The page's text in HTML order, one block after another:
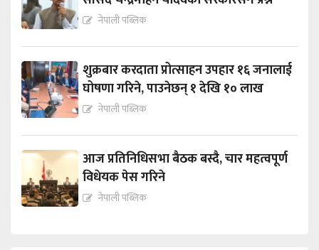
नेपाली पब्लिक
शुक्रबार करदाता प्रोत्साहन उपहार १६ जनालाई
घोषणा गरिने, पाउनेछन् १ देखि १० लाख
नेपाली पब्लिक
आज प्रतिनिधिसभा बैठक बस्दै, चार महत्वपूर्ण
विधेयक पेस गरिने
नेपाली पब्लिक